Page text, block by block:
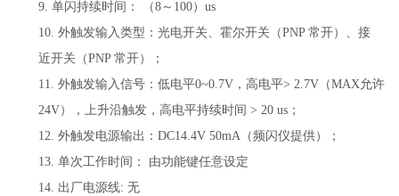
9.单闪持续时间：
（8～100）us
10.外触发输入类型：光电开关、霍尔开关（PNP 常开）、接
近开关（PNP 常开）；
11.外触发输入信号：低电平0~0.7V，高电平> 2.7V（MAX允许
24V），上升沿触发，高电平持续时间 > 20 us；
12.外触发电源输出：DC14.4V 50mA（频闪仪提供）；
13.单次工作时间：
由功能键任意设定
14. 出厂电源线: 无